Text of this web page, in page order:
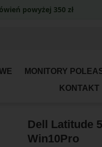
MONITORY
KONTAKT
Dell Latitude
Win10Pro
powyżej 350 zł